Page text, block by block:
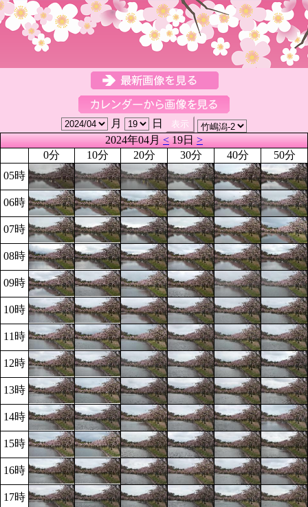
月
日
2024年04月<19日>
0分
10分 20分 30分 40分
50分
05時
06時
07時
08時
09時
10時
11時
12時
13時
14時
15時
16時
17時